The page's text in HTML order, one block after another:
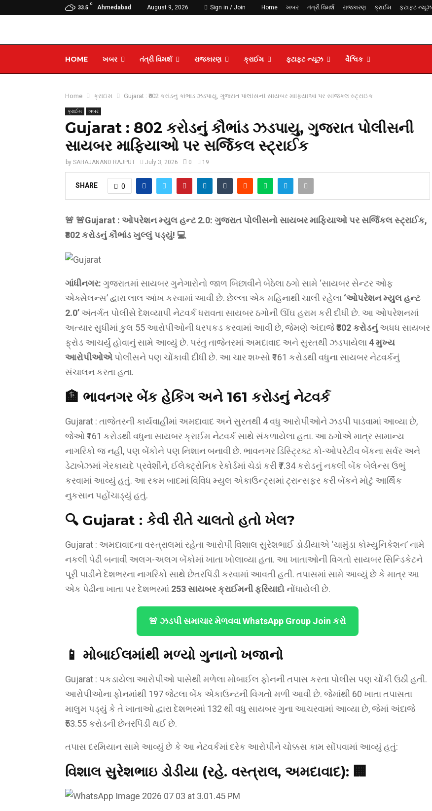
33.5
C
Ahmedabad August 9, 2026 Sign in / Join Home ખબર તંત્રી વિમર્શ રાજકારણ ક્રાઈમ ફટાફટ ન્યૂઝ
HOME ખબર તંત્રી વિમર્શ રાજકારણ ક્રાઈમ ફટાફટ ન્યૂઝ વૈશ્વિક
Home ક્રાઈમ Gujarat : ₹802 કરોડનું કૌભાંડ ઝડપાયુ, ગુજરાત પોલીસની સાયબર માફિયાઓ પર સર્જિકલ સ્ટ્રાઈક
ક્રાઈમ ખબર
Gujarat : ₹802 કરોડનું કૌભાંડ ઝડપાયુ, ગુજરાત પોલીસની
સાયબર માફિયાઓ પર સર્જિકલ સ્ટ્રાઈક
by SAHAJANAND RAJPUT July 3, 2026 0 19
SHARE 0
🚨 🚨Gujarat : ઓપરેશન મ્યુલ હન્ટ 2.0: ગુજરાત પોલીસનો સાયબર માફિયાઓ પર સર્જિકલ સ્ટ્રાઈક,
₹802 કરોડનું કૌભાંડ ખુલ્લું પડ્યું! 💻
ગાંધીનગર: ગુજરાતમાં સાયબર ગુનેગારોનો જાળ બિછાવીને બેઠેલા ઠગો સામે ‘સાયબર સેન્ટર ઓફ
એક્સેલન્સ’ દ્વારા લાલ આંખ કરવામાં આવી છે. છેલ્લા એક મહિનાથી ચાલી રહેલા ‘ઓપરેશન મ્યુલ હન્ટ
2.0’ અંતર્ગત પોલીસે દેશવ્યાપી નેટવર્ક ધરાવતા સાયબર ઠગોની ઊંઘ હરામ કરી દીધી છે. આ ઓપરેશનમાં
અત્યાર સુધીમાં કુલ 55 આરોપીઓની ધરપકડ કરવામાં આવી છે, જેમણે અંદાજે₹802 કરોડનુંઅધધ સાયબર
ફ્રોડ આચર્યું હોવાનું સામે આવ્યું છે. પરંતુ તાજેતરમાં અમદાવાદ અને સુરતથી ઝડપાયેલા4 મુખ્ય
આરોપીઓએ પોલીસને પણ ચોંકાવી દીધી છે. આ ચાર શખ્સો ₹161 કરોડથી વધુના સાયબર નેટવર્કનું
સંચાલન કરતા હતા.
🏦 ભાવનગર બેંક હેકિંગ અને ₹161 કરોડનું નેટવર્ક
Gujarat : તાજેતરની કાર્યવાહીમાં અમદાવાદ અને સુરતથી 4 વધુ આરોપીઓને ઝડપી પાડવામાં આવ્યા છે,
જેઓ ₹161 કરોડથી વધુના સાયબર ક્રાઈમ નેટવર્ક સાથે સંકળાયેલા હતા. આ ઠગોએ માત્ર સામાન્ય
નાગરિકો જ નહીં, પણ બેંકોને પણ નિશાન બનાવી છે. ભાવનગર ડિસ્ટ્રિક્ટ કો-ઓપરેટીવ બેંકના સર્વર અને
ડેટાબેઝમાં ગેરકાયદે પ્રવેશીને, ઈલેક્ટ્રોનિક રેકોર્ડમાં ચેડાં કરી ₹7.34 કરોડનું નકલી બેંક બેલેન્સ ઉભું
કરવામાં આવ્યું હતું. આ રકમ બાદમાં વિવિધ મ્યુલ એકાઉન્ટ્સમાં ટ્રાન્સફર કરી બેંકને મોટું આર્થિક
નુકસાન પહોંચાડ્યું હતું.
🔍 Gujarat : કેવી રીતે ચાલતો હતો ખેલ?
Gujarat : અમદાવાદના વસ્ત્રાલમાં રહેતા આરોપી વિશાલ સુરેશભાઈ ડોડીયાએ ‘ચામુંડા કોમ્યુનિકેશન’ નામે
નકલી પેઢી બનાવી અલગ-અલગ બેંકોમાં ખાતા ખોલાવ્યા હતા. આ ખાતાઓની વિગતો સાયબર સિન્ડિકેટને
પૂરી પાડીને દેશભરના નાગરિકો સાથે છેતરપિંડી કરવામાં આવતી હતી. તપાસમાં સામે આવ્યું છે કે માત્ર આ
એક પેઢીના ખાતા પર દેશભરમાં 253 સાયબર ક્રાઈમની ફરિયાદોનોંધાયેલી છે.
🚨 ઝડપી સમાચાર મેળવવા WhatsApp Group Join કરો
📱 મોબાઈલમાંથી મળ્યો ગુનાનો ખજાનો
Gujarat : પકડાયેલા આરોપીઓ પાસેથી મળેલા મોબાઈલ ફોનની તપાસ કરતા પોલીસ પણ ચોંકી ઉઠી હતી.
આરોપીઓના ફોનમાંથી 197 જેટલા બેંક એકાઉન્ટની વિગતો મળી આવી છે. જેમાંથી 60 ખાતા તપાસતા
માલુમ પડ્યું કે તે ખાતાઓ દ્વારા દેશભરમાં 132 થી વધુ સાયબર ગુના આચરવામાં આવ્યા છે, જેમાં અંદાજે
₹53.55 કરોડની છેતરપિંડી થઈ છે.
તપાસ દરમિયાન સામે આવ્યું છે કે આ નેટવર્કમાં દરેક આરોપીને ચોક્કસ કામ સોંપવામાં આવ્યું હતું:
વિશાલ સુરેશભાઇ ડોડીયા (રહે. વસ્ત્રાલ, અમદાવાદ): 🏢